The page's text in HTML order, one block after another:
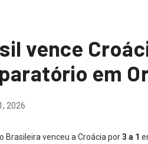
vence
em
2026
Brasileira venceu a Croácia por3 a 1